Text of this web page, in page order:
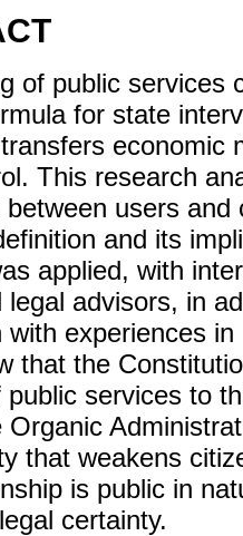
of public services
for state
economic
This research
between users
and its
applied, with
legal advisors, in
with experiences
that the
public services to
Organic
that weakens
is public in
certainty.